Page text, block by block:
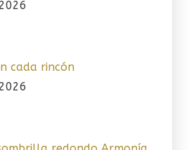
cada rincón